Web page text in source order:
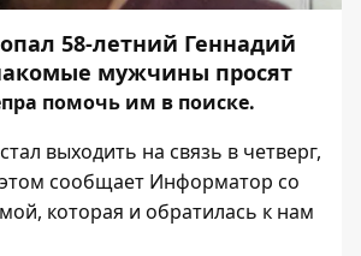
58-летний Геннадий
мужчины просят
помочь им в поиске.
выходить на связь в четверг,
сообщает Информатор со
которая и обратилась к нам